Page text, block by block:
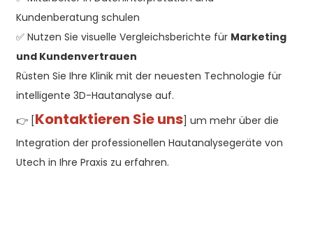
Kundenberatung schulen
✅ Nutzen Sie visuelle Vergleichsberichte für Marketing
und Kundenvertrauen
Rüsten Sie Ihre Klinik mit der neuesten Technologie für
intelligente 3D-Hautanalyse auf.
👉 [Kontaktieren Sie uns] um mehr über die
Integration der professionellen Hautanalysegeräte von
Utech in Ihre Praxis zu erfahren.